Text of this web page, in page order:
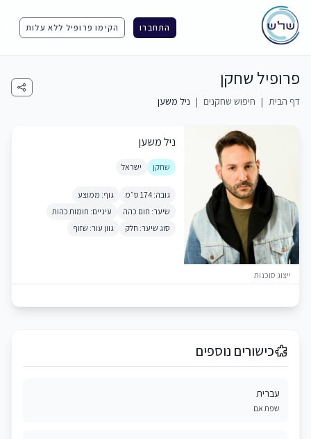
התחברו הקימו פרופיל ללא עלות
פרופיל שחקן
דף הבית | חיפוש שחקנים | ניל משען
ייצוג סוכנות
ניל משען
שחקן ישראל
גובה: 174 ס״מ
גוף: ממוצע
שיער: חום כהה
עיניים: חומות כהות
סוג שיער: חלק
גוון עור: שזוף
כישורים נוספים
עברית
שפת אם